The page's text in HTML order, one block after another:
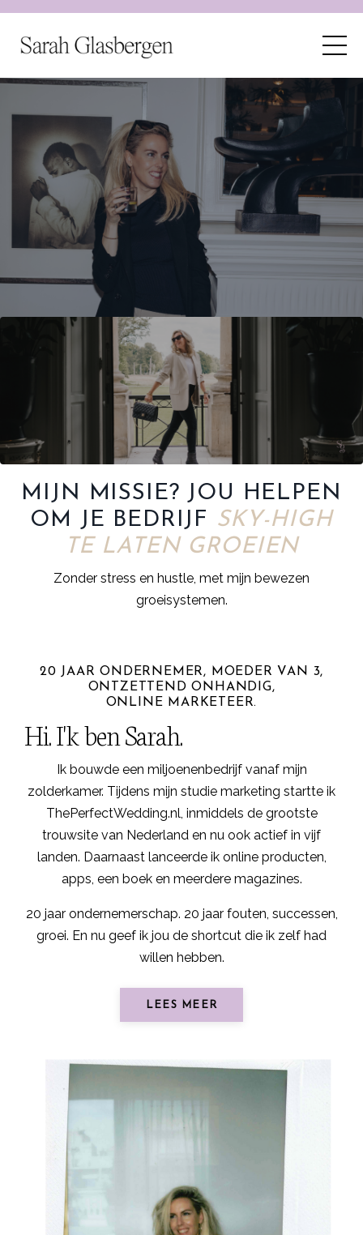
MIJN MISSIE? JOU HELPEN
OM JE BEDRIJF SKY-HIGH
TE LATEN GROEIEN
Zonder stress en hustle, met mijn bewezen
groeisystemen.
20 JAAR ONDERNEMER, MOEDER VAN 3,
ONTZETTEND ONHANDIG,
ONLINE MARKETEER.
Hi. I'k ben Sarah.
Ik bouwde een miljoenenbedrijf vanaf mijn
zolderkamer. Tijdens mijn studie marketing startte ik
ThePerfectWedding.nl, inmiddels de grootste
trouwsite van Nederland en nu ook actief in vijf
landen. Daarnaast lanceerde ik online producten,
apps, een boek en meerdere magazines.
20 jaar ondernemerschap. 20 jaar fouten, successen,
groei. En nu geef ik jou de shortcut die ik zelf had
willen hebben.
LEES MEER